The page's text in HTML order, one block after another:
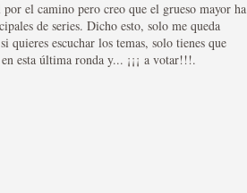
se superará
el camino pero creo que el grueso mayor ha
de series. Dicho esto, solo me queda
quieres escuchar los temas, solo tienes que
esta última ronda y... ¡¡¡ a votar!!!.